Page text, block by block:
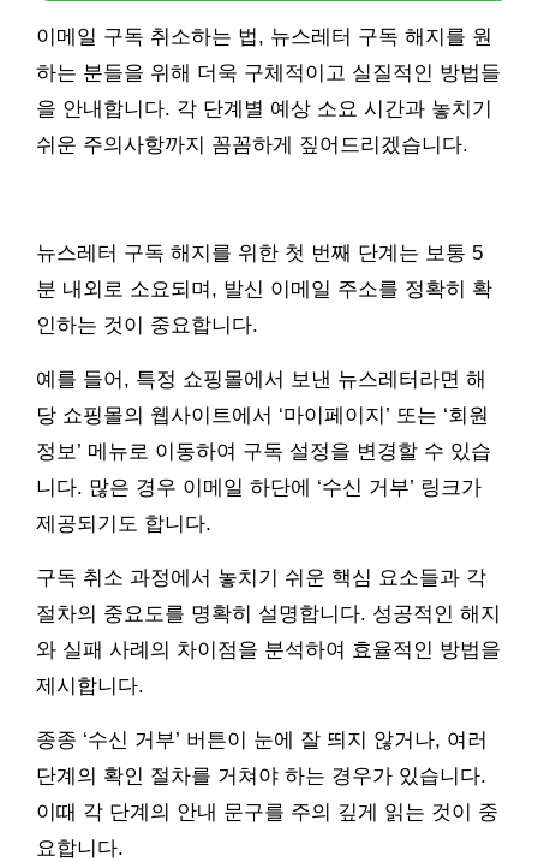
이메일 구독 취소하는 법, 뉴스레터 구독 해지를 원
하는 분들을 위해 더욱 구체적이고 실질적인 방법들
을 안내합니다. 각 단계별 예상 소요 시간과 놓치기
쉬운 주의사항까지 꼼꼼하게 짚어드리겠습니다.
뉴스레터 구독 해지를 위한 첫 번째 단계는 보통 5
분 내외로 소요되며, 발신 이메일 주소를 정확히 확
인하는 것이 중요합니다.
예를 들어, 특정 쇼핑몰에서 보낸 뉴스레터라면 해
당 쇼핑몰의 웹사이트에서 ‘마이페이지’ 또는 ‘회원
정보’ 메뉴로 이동하여 구독 설정을 변경할 수 있습
니다. 많은 경우 이메일 하단에 ‘수신 거부’ 링크가
제공되기도 합니다.
구독 취소 과정에서 놓치기 쉬운 핵심 요소들과 각
절차의 중요도를 명확히 설명합니다. 성공적인 해지
와 실패 사례의 차이점을 분석하여 효율적인 방법을
제시합니다.
종종 ‘수신 거부’ 버튼이 눈에 잘 띄지 않거나, 여러
단계의 확인 절차를 거쳐야 하는 경우가 있습니다.
이때 각 단계의 안내 문구를 주의 깊게 읽는 것이 중
요합니다.